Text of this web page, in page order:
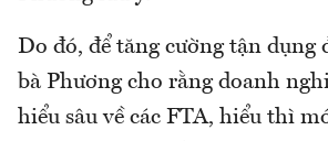
Do đó, để tăng cường tận dụng
bà Phương cho rằng doanh
hiểu sâu về các FTA, hiểu thì